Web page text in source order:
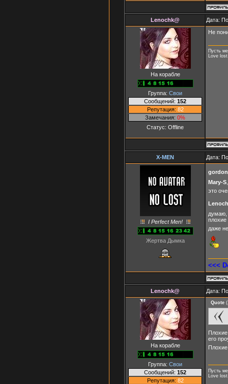
Lenochk@ Дата:
На корабле
Группа: Свои
Сообщений: 152
Репутация: 82
Замечания: 0%
Статус: Offline
Не
Пусть
Love
X-MEN Дата:
I Perfect Men!
Жертва Дымка
Mary-S
это
думаю,
плохие
даже
<<<
Lenochk@ Дата:
На корабле
Группа: Свои
Сообщений: 152
Репутация: 82
Quote (
его
Пусть
Love